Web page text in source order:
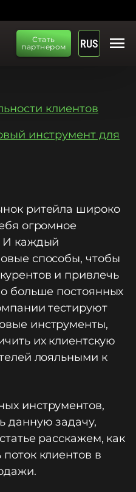
Стать
партнером
RUS menu
клиентов
инструмент для
ритейла широко
огромное
И каждый
способы, чтобы
и привлечь
больше постоянных
тестируют
инструменты,
их клиентскую
лояльными к
инструментов,
данную задачу,
расскажем, как
клиентов в